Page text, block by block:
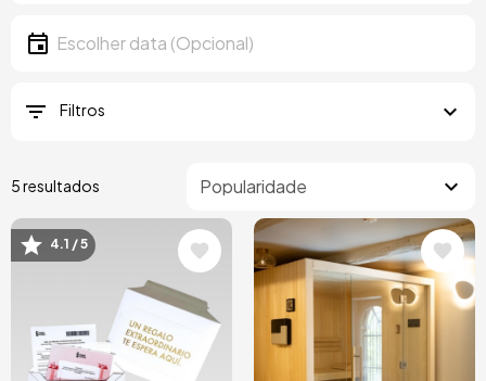
Data
Escolher data
Filtros
5 resultados
Imagem
4.1 / 5 Imagem